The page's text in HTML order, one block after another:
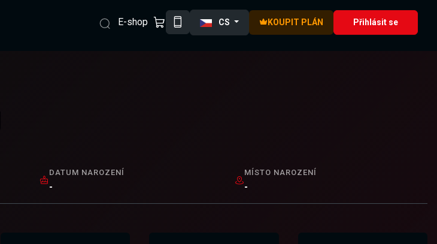
E-shop CS KOUPIT PLÁN Přihlásit se
DATUM NAROZENÍ
-
MÍSTO NAROZENÍ
-